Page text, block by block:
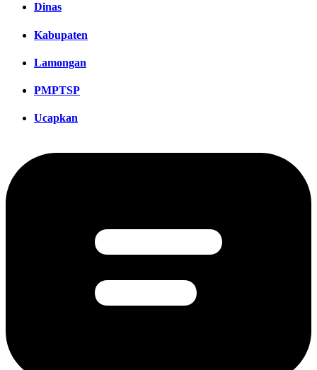
Dinas
Kabupaten
Lamongan
PMPTSP
Ucapkan